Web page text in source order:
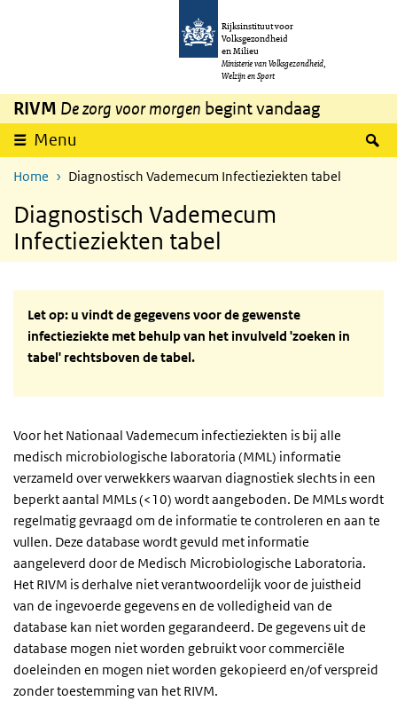
Overslaan en naar de inhoud gaan
Rijksinstituut voor
Volksgezondheid
en Milieu
Ministerie van Volksgezondheid,
Welzijn en Sport
RIVM De zorg voor morgen begint vandaag
Menu
Home Diagnostisch Vademecum Infectieziekten tabel
Diagnostisch Vademecum
Infectieziekten tabel
Let op: u vindt de gegevens voor de gewenste
infectieziekte met behulp van het invulveld 'zoeken in
tabel' rechtsboven de tabel.
Voor het Nationaal Vademecum infectieziekten is bij alle
medisch microbiologische laboratoria (MML) informatie
verzameld over verwekkers waarvan diagnostiek slechts in een
beperkt aantal MMLs (<10) wordt aangeboden. De MMLs wordt
regelmatig gevraagd om de informatie te controleren en aan te
vullen. Deze database wordt gevuld met informatie
aangeleverd door de Medisch Microbiologische Laboratoria.
Het RIVM is derhalve niet verantwoordelijk voor de juistheid
van de ingevoerde gegevens en de volledigheid van de
database kan niet worden gegarandeerd. De gegevens uit de
database mogen niet worden gebruikt voor commerciële
doeleinden en mogen niet worden gekopieerd en/of verspreid
zonder toestemming van het RIVM.